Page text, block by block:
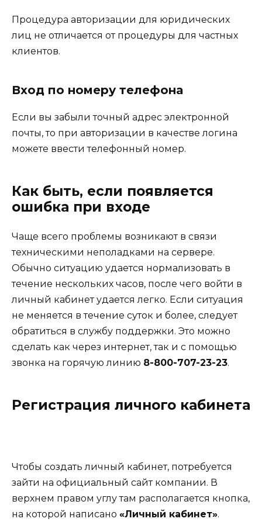
Процедура авторизации для юридических
лиц не отличается от процедуры для частных
клиентов.
Вход по номеру телефона
Если вы забыли точный адрес электронной
почты, то при авторизации в качестве логина
можете ввести телефонный номер.
Как быть, если появляется
ошибка при входе
Чаще всего проблемы возникают в связи
техническими неполадками на сервере.
Обычно ситуацию удается нормализовать в
течение нескольких часов, после чего войти в
личный кабинет удается легко. Если ситуация
не меняется в течение суток и более, следует
обратиться в службу поддержки. Это можно
сделать как через интернет, так и с помощью
звонка на горячую линию 8-800-707-23-23.
Регистрация личного кабинета
Чтобы создать личный кабинет, потребуется
зайти на официальный сайт компании. В
верхнем правом углу там располагается кнопка,
на которой написано «Личный кабинет».